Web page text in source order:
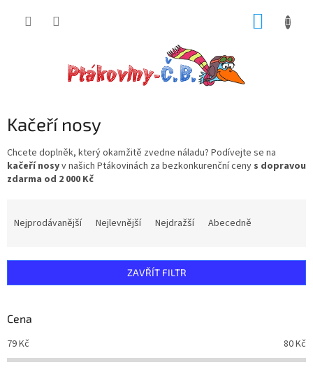
Kačeří nosy
Chcete doplněk, který okamžitě zvedne náladu? Podívejte se na
kačeří nosyv našich Ptákovinách za bezkonkurenční ceny s dopravou
zdarma od 2 000 Kč
í
r
o
d
u
Nejprodávanější Nejlevnější Nejdražší Abecedně
ZAVŘÍT FILTR
Cena
79Kč 80Kč